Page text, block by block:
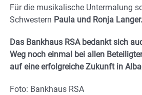
Für die musikalische Untermalung
Schwestern Paula und Ronja Langer.
Das Bankhaus RSA bedankt sich
Weg noch einmal bei allen
auf eine erfolgreiche Zukunft in
Foto: Bankhaus RSA